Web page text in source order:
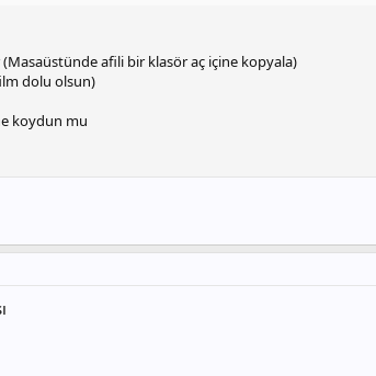
afili bir klasör aç içine kopyala)
dolu olsun)
koydun mu